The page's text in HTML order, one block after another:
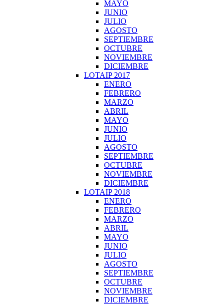
MAYO
JUNIO
JULIO
AGOSTO
SEPTIEMBRE
OCTUBRE
NOVIEMBRE
DICIEMBRE
LOTAIP 2017
ENERO
FEBRERO
MARZO
ABRIL
MAYO
JUNIO
JULIO
AGOSTO
SEPTIEMBRE
OCTUBRE
NOVIEMBRE
DICIEMBRE
LOTAIP 2018
ENERO
FEBRERO
MARZO
ABRIL
MAYO
JUNIO
JULIO
AGOSTO
SEPTIEMBRE
OCTUBRE
NOVIEMBRE
DICIEMBRE